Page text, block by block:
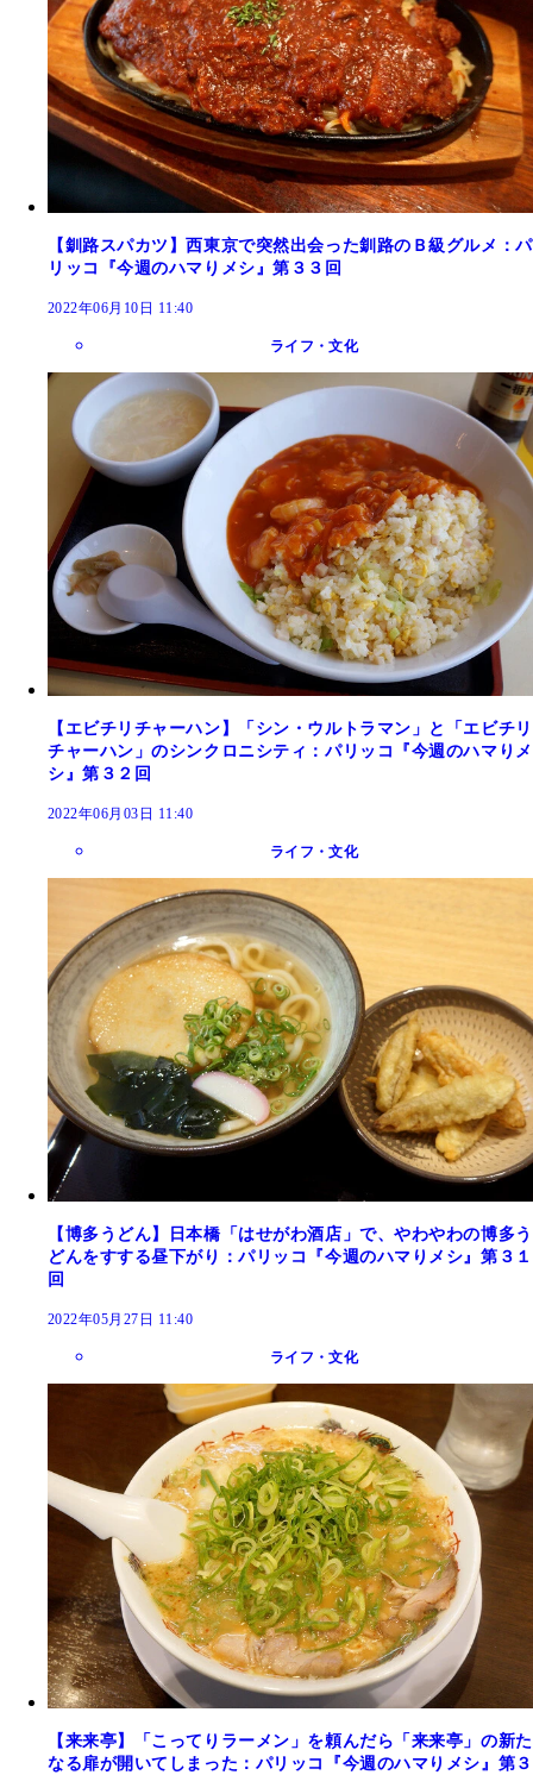
【釧路スパカツ】西東京で突然出会った釧路のＢ級グルメ：パ
リッコ『今週のハマりメシ』第３３回
2022年06月10日 11:40
ライフ・文化
【エビチリチャーハン】「シン・ウルトラマン」と「エビチリ
チャーハン」のシンクロニシティ：パリッコ『今週のハマりメ
シ』第３２回
2022年06月03日 11:40
ライフ・文化
【博多うどん】日本橋「はせがわ酒店」で、やわやわの博多う
どんをすする昼下がり：パリッコ『今週のハマりメシ』第３１
回
2022年05月27日 11:40
ライフ・文化
【来来亭】「こってりラーメン」を頼んだら「来来亭」の新た
なる扉が開いてしまった：パリッコ『今週のハマりメシ』第３